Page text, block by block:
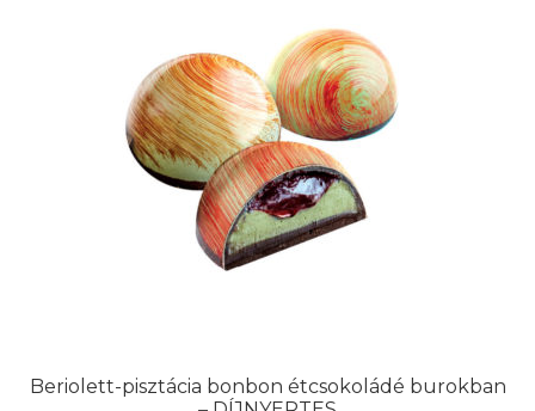
Beriolett-pisztácia bonbon étcsokoládé burokban